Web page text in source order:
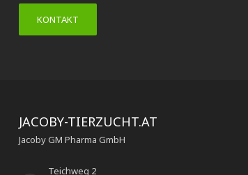
KONTAKT
JACOBY-TIERZUCHT.AT
Jacoby GM Pharma GmbH
Teichweg 2